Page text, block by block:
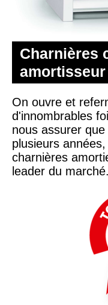
Charnières
On ouvre et
d'innombrables
nous assurer
plusieurs
charnières
leader du marché.